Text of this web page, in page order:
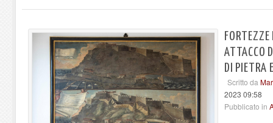
ATTACCO
DI PIETRA
Scritto da
2023 09:58
Pubblicato in